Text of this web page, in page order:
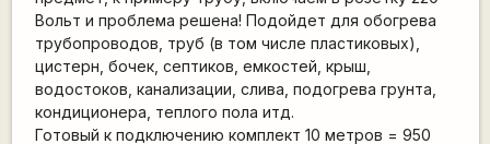
Вольт и проблема решена! Подойдет для обогрева
трубопроводов, труб (в том числе пластиковых),
цистерн, бочек, септиков, емкостей, крыш,
водостоков, канализации, слива, подогрева грунта,
кондиционера, теплого пола итд.
Готовый к подключению комплект 10 метров = 950